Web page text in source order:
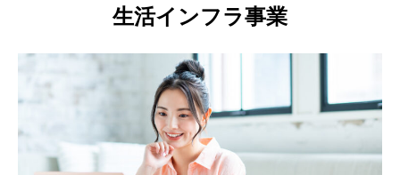
生活インフラ事業